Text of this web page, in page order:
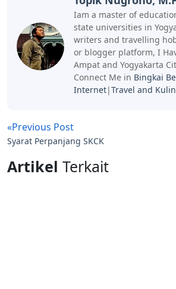
Iam a master of
state universities in
writers and travelling
or blogger platform, I
Ampat and Yogyakarta
Connect Me in Bingkai
Internet|Travel and
«Previous Post
Syarat Perpanjang SKCK
Artikel Terkait